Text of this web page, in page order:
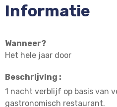
Informatie
Wanneer?
Het hele jaar door
Beschrijving :
1 nacht verblijf op basis van
gastronomisch restaurant.